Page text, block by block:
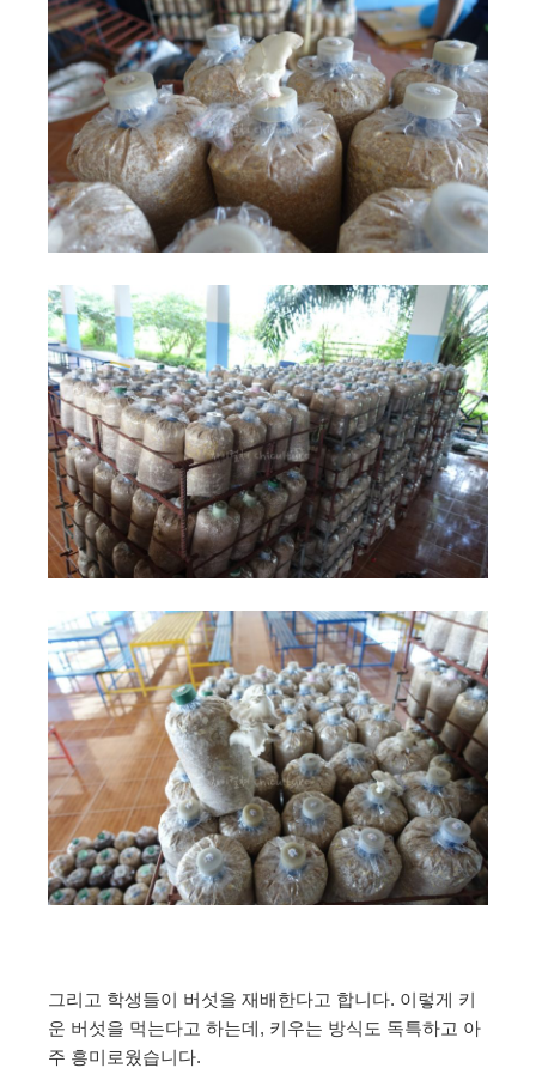
그리고 학생들이 버섯을 재배한다고 합니다. 이렇게 키
운 버섯을 먹는다고 하는데, 키우는 방식도 독특하고 아
주 흥미로웠습니다.